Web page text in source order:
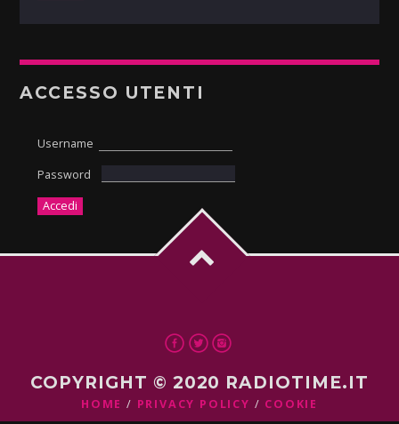
ACCESSO UTENTI
Username
Password
COPYRIGHT © 2020 RADIOTIME.IT
HOME PRIVACY POLICY COOKIE